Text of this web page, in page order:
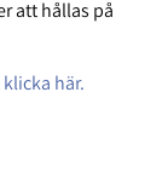
att hållas på
här.